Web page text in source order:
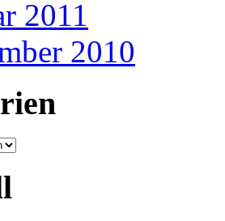
2011
2010